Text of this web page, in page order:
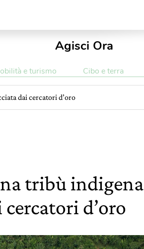
Agisci Ora
e turismo Cibo e terra
dai cercatori d’oro
tribù indigena
d’oro